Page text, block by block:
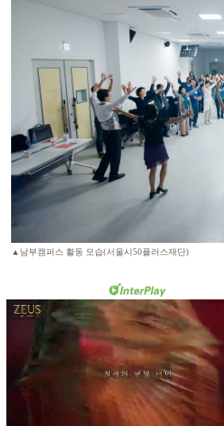
▲남부캠퍼스 활동 모습(서울시50플러스재단)